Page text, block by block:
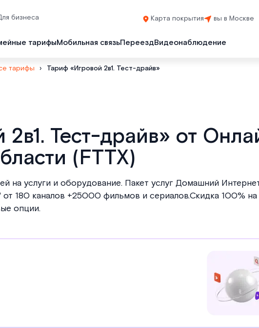
бизнеса Карта покрытия вы в Москве
тарифыМобильная связьПереездВидеонаблюдение
тарифы › Тариф «Игровой 2в1. Тест-драйв»
2в1. Тест-драйв» от
(FTTX)
на услуги и оборудование. Пакет услуг Домашний
от 180 каналов +25000 фильмов и сериалов.Скидка 100%
опции.